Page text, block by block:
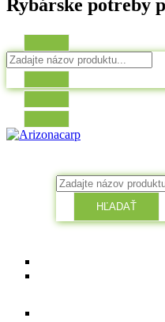
Rybárske potreby
HĽADAŤ